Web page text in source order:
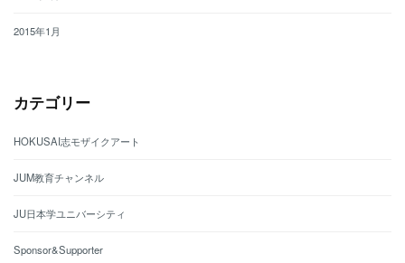
2015年1月
カテゴリー
HOKUSAI志モザイクアート
JUM教育チャンネル
JU日本学ユニバーシティ
Sponsor&Supporter